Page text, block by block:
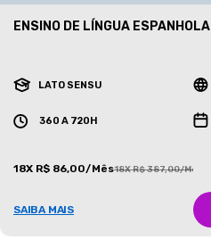
ENSINO DE LÍNGUA ESPANHOLA
LATO SENSU
360 A 720H
18X R$ 86,00/Mês18X R$ 387,00/Mês
SAIBA MAIS